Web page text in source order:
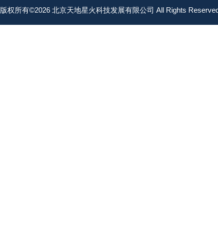
版权所有©2026 北京天地星火科技发展有限公司 All Rights